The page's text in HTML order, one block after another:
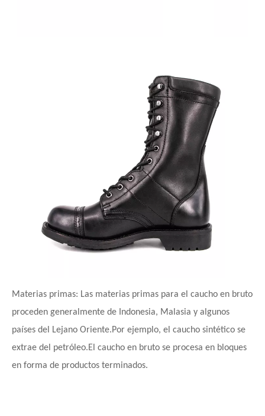
Materias primas: Las materias primas para el caucho en bruto
proceden generalmente de Indonesia, Malasia y algunos
países del Lejano Oriente.Por ejemplo, el caucho sintético se
extrae del petróleo.El caucho en bruto se procesa en bloques
en forma de productos terminados.